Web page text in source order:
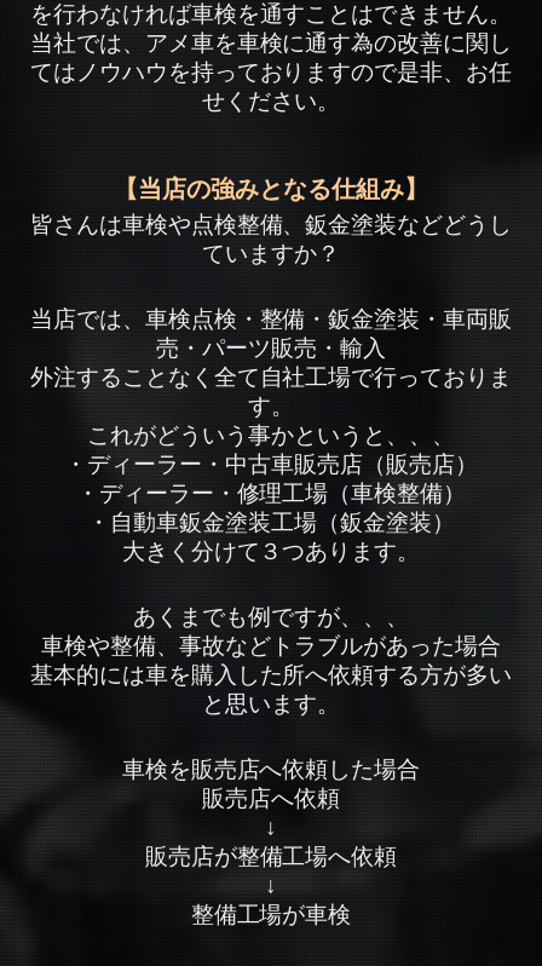
を行わなければ車検を通すことはできません。
当社では、アメ車を車検に通す為の改善に関し
てはノウハウを持っておりますので是非、お任
せください。
【当店の強みとなる仕組み】
皆さんは車検や点検整備、鈑金塗装などどうし
ていますか？
当店では、車検点検・整備・鈑金塗装・車両販
売・パーツ販売・輸入
外注することなく全て自社工場で行っておりま
す。
これがどういう事かというと、、、
・ディーラー・中古車販売店（販売店）
・ディーラー・修理工場（車検整備）
・自動車鈑金塗装工場（鈑金塗装）
大きく分けて３つあります。
あくまでも例ですが、、、
車検や整備、事故などトラブルがあった場合
基本的には車を購入した所へ依頼する方が多い
と思います。
車検を販売店へ依頼した場合
販売店へ依頼
↓
販売店が整備工場へ依頼
↓
整備工場が車検